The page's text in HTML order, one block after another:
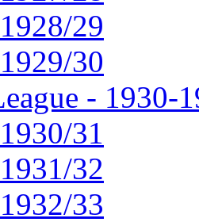
29
30
- 1930-
31
32
33